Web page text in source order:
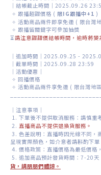
｜結帳截止時間｜2025.09.26
✧ 跟播超甜價格 ( 限IG跟播中+1 )
✧ 活動商品兩件即享免運 ( 限台灣
✧ 跟播留關鍵字可參加抽獎
⏳請注意甜甜價結帳時間，逾時將變
｜追加時間｜2025.09.25 -
｜截單時間｜2025.09.28 23:59
｜活動優惠｜
✧ 回播價格
✧ 活動商品兩件享免運 ( 限台灣地
｜注意事項｜
1. 下單後不提供取消服務：請慎重
2. 直播商品不提供退換貨服務。
3. 色差說明：直播時因光線不同，
呈現實際顏色，如介意者請斟酌下單
4. 價格政策：直播價格為最低價格
5. 追加商品預計發貨時間：7-20天
貨，請朋朋們體諒。